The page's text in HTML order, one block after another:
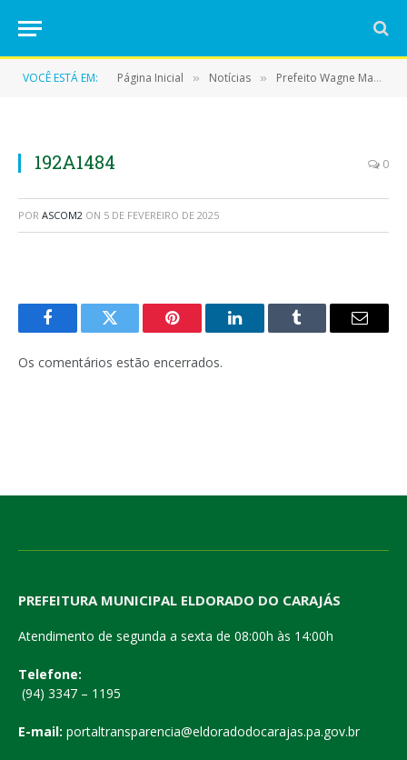
VOCÊ ESTÁ EM: Página Inicial » Notícias » Prefeito Wagne Machado discute avanços para a educação, agricultura e infraestrutura rural em reunião com Promotoria Agrária
192A1484 0
POR ASCOM2 ON 5 DE FEVEREIRO DE 2025
FacebookTwitter Pinterest LinkedInTumblr
E-
Os comentários estão encerrados.
PREFEITURA MUNICIPAL ELDORADO DO CARAJÁS
Atendimento de segunda a sexta de 08:00h às 14:00h
Telefone:
(94) 3347 – 1195
E-mail: portaltransparencia@eldoradodocarajas.pa.gov.br